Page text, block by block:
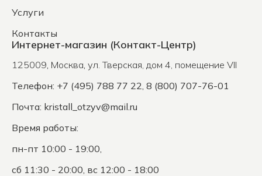
Услуги
Контакты
Интернет-магазин (Контакт-Центр)
125009, Москва, ул. Тверская, дом 4, помещение VII
Телефон: +7 (495) 788 77 22, 8 (800) 707-76-01
Почта: kristall_otzyv@mail.ru
Время работы:
пн-пт 10:00 - 19:00,
сб 11:30 - 20:00, вс 12:00 - 18:00